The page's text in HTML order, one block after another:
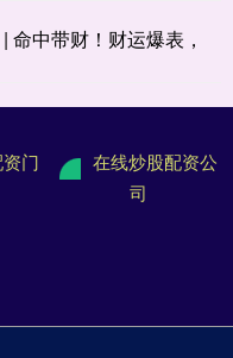
命中带财！财运爆表，
门
在线炒股配资公
司